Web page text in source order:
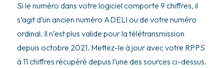
Si le numéro dans votre logiciel comporte 9 chiffres, il
s’agit d’un ancien numéro ADELI ou de votre numéro
ordinal. Il n’est plus valide pour la télétransmission
depuis octobre 2021. Mettez-le à jour avec votre RPPS
à 11 chiffres récupéré depuis l’une des sources ci-dessus.